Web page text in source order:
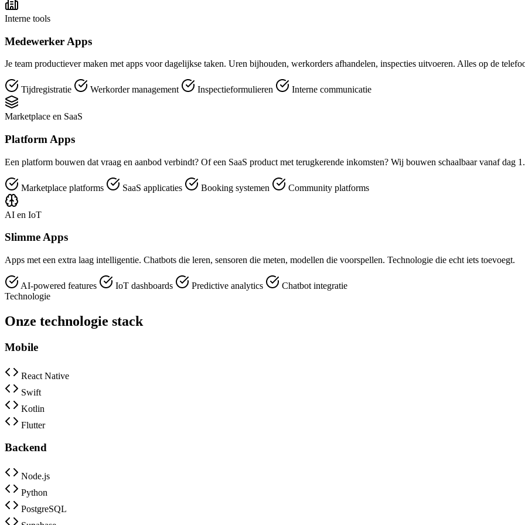
Interne tools
Medewerker Apps
Je team productiever maken met apps voor dagelijkse taken. Uren bijhouden, werkorders afhandelen, inspecties uitvoeren. Alles op de
Tijdregistratie Werkorder management Inspectieformulieren Interne communicatie
Marketplace en SaaS
Platform Apps
Een platform bouwen dat vraag en aanbod verbindt? Of een SaaS product met terugkerende inkomsten? Wij bouwen schaalbaar vanaf dag 1.
Marketplace platforms SaaS applicaties Booking systemen Community platforms
AI en IoT
Slimme Apps
Apps met een extra laag intelligentie. Chatbots die leren, sensoren die meten, modellen die voorspellen. Technologie die echt iets toevoegt.
AI-powered features IoT dashboards Predictive analytics
Chatbot integratie
Technologie
Onze technologie stack
Mobile
React Native
Swift
Kotlin
Flutter
Backend
Node.js
Python
PostgreSQL